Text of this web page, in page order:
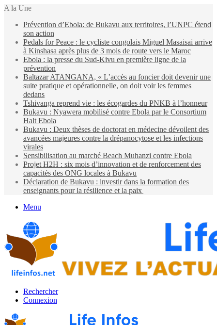
A la Une
Prévention d’Ebola: de Bukavu aux territoires, l’UNPC étend
son action
Pedals for Peace : le cycliste congolais Miguel Masaisai arrive
à Kinshasa après plus de 3 mois de route vers le Maroc
Ebola : la presse du Sud-Kivu en première ligne de la
prévention
Baltazar ATANGANA, « L’accès au foncier doit devenir une
suite pratique et opérationnelle, on doit voir les femmes
dedans
Tshivanga reprend vie : les écogardes du PNKB à l’honneur
Bukavu : Nyawera mobilisé contre Ebola par le Consortium
Halt Ebola
Bukavu : Deux thèses de doctorat en médecine dévoilent des
avancées majeures contre la drépanocytose et les infections
virales
Sensibilisation au marché Beach Muhanzi contre Ebola
Projet H2H : six mois d’innovation et de renforcement des
capacités des ONG locales à Bukavu
Déclaration de Bukavu : investir dans la formation des
enseignants pour la résilience et la paix
Menu
Rechercher
Connexion